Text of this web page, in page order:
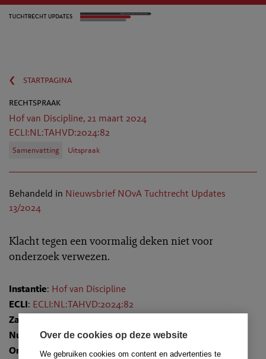
Over de cookies op deze website
We gebruiken cookies om content en advertenties te
‹
startpagina
rechtspraak
Hof van Discipline, 21 maart 2024
ECLI:NL:TAHVD:2024:82
Samenvatting Uitspraak
Behandeld in Nieuwsbrief NOvA Tuchtrecht Updates
13/2024
Klacht tegen een voormalig deken niet voor
onderzoek verwezen.
Instantie: Hof van Discipline
ECLI: ECLI:NL:TAHVD:2024:82
Zaaknummer
Nummer: TR-2024-0275
Onderwerpen:10.2.10. Verwijzing naar raad of deken;